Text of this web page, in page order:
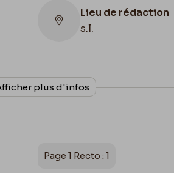
Lieu de rédaction
s.l.
plus d'infos
Page 1 Recto : 1